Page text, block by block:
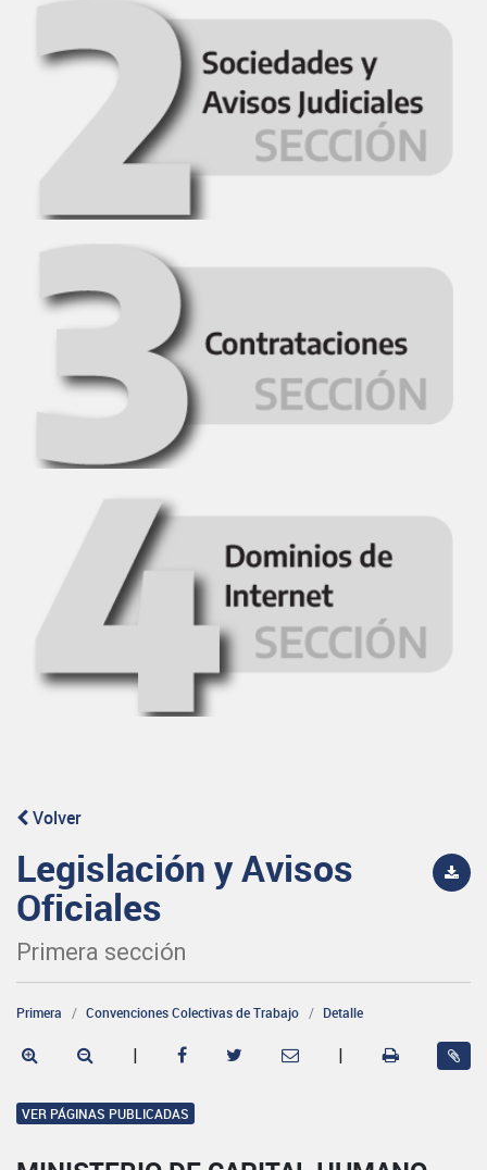
Volver
Legislación y Avisos
Oficiales
Primera sección
Primera Convenciones Colectivas de Trabajo Detalle
| |
VER PÁGINAS PUBLICADAS